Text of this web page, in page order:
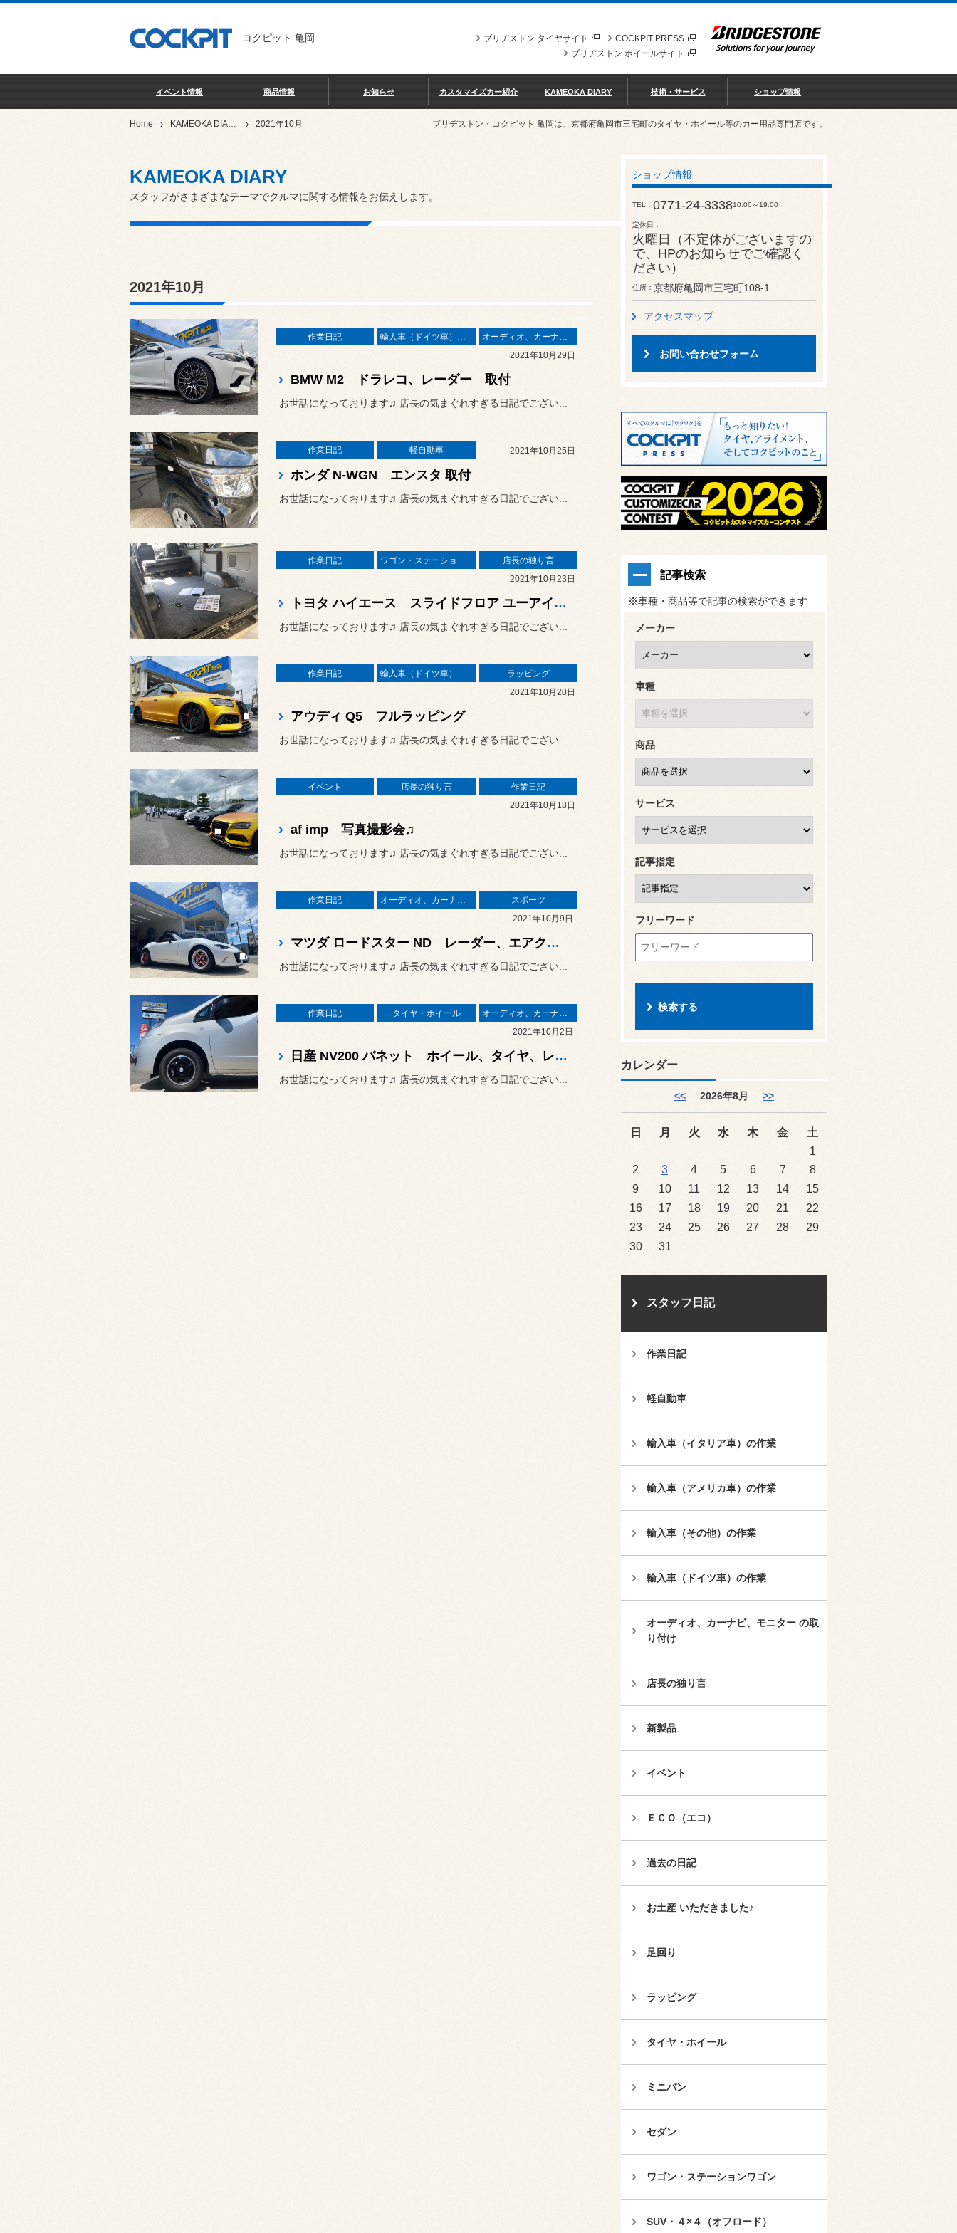
コクピット 亀岡 COCKPIT PRESS
ブリヂストン タイヤサイト
ブリヂストン ホイールサイト
イベント情報 商品情報 お知らせ カスタマイズカー紹介 KAMEOKA DIARY 技術・サービス ショップ情報
Home KAMEOKA DIARY 2021年10月 ブリヂストン・コクピット 亀岡は、京都府亀岡市三宅町のタイヤ・ホイール等のカー用品専門店です。
KAMEOKA DIARY
スタッフがさまざまなテーマでクルマに関する情報をお伝えします。
2021年10月
作業日記 輸入車（ドイツ車）の作業
オーディオ、カーナビ、モニター の取り付け
2021年10月29日
BMW M2 ドラレコ、レーダー 取付
お世話になっております♫ 店長の気まぐれすぎる日記でござい...
作業日記 軽自動車 2021年10月25日
ホンダ N-WGN エンスタ 取付
お世話になっております♫ 店長の気まぐれすぎる日記でござい...
作業日記 ワゴン・ステーションワゴン
店長の独り言
2021年10月23日
トヨタ ハイエース スライドフロア ユーアイビークル
お世話になっております♫ 店長の気まぐれすぎる日記でござい...
作業日記 輸入車（ドイツ車）の作業
ラッピング
2021年10月20日
アウディ Q5 フルラッピング
お世話になっております♫ 店長の気まぐれすぎる日記でござい...
イベント 店長の独り言
作業日記
2021年10月18日
af imp 写真撮影会♫
お世話になっております♫ 店長の気まぐれすぎる日記でござい...
作業日記 オーディオ、カーナビ、モニター の取り付け
スポーツ
2021年10月9日
マツダ ロードスター ND レーダー、エアクリーナー 交換
お世話になっております♫ 店長の気まぐれすぎる日記でござい...
作業日記 タイヤ・ホイール
オーディオ、カーナビ、モニター の取り付け
2021年10月2日
日産 NV200 バネット ホイール、タイヤ、レーダー 取付
お世話になっております♫ 店長の気まぐれすぎる日記でござい...
ショップ情報
TEL 0771-24-333810:00～19:00
定休日
火曜日（不定休がございますの
で、HPのお知らせでご確認く
ださい）
住所 京都府亀岡市三宅町108-1
アクセスマップ
お問い合わせフォーム
記事検索
※車種・商品等で記事の検索ができます
メーカー
車種
商品
サービス
記事指定
フリーワード
カレンダー
<< 2026年8月 >>
日 月 火 水 木 金
土
1
2
3 4 5 6 7
8
9
10 11 12 13 14
15
16
17 18 19 20 21
22
23
24 25 26 27 28
29
30
31
スタッフ日記
作業日記
軽自動車
輸入車（イタリア車）の作業
輸入車（アメリカ車）の作業
輸入車（その他）の作業
輸入車（ドイツ車）の作業
オーディオ、カーナビ、モニター の取
り付け
店長の独り言
新製品
イベント
ＥＣＯ（エコ）
過去の日記
お土産 いただきました♪
足回り
ラッピング
タイヤ・ホイール
ミニバン
セダン
ワゴン・ステーションワゴン
SUV・４×４（オフロード）